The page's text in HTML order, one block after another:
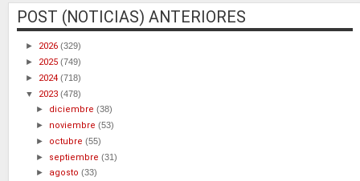
POST (NOTICIAS) ANTERIORES
► 2026 (329)
► 2025 (749)
► 2024 (718)
▼ 2023 (478)
► diciembre(38)
► noviembre(53)
► octubre(55)
► septiembre(31)
► agosto(33)